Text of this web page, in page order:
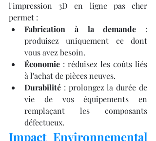
l'impression 3D en ligne pas cher
permet :​
Fabrication à la demande :
produisez uniquement ce dont
vous avez besoin.
Économie : réduisez les coûts liés
à l'achat de pièces neuves.
Durabilité : prolongez la durée de
vie de vos équipements en
remplaçant les composants
défectueux.​
Impact Environnemental